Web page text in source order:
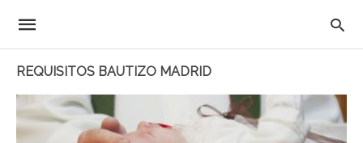
REQUISITOS BAUTIZO MADRID